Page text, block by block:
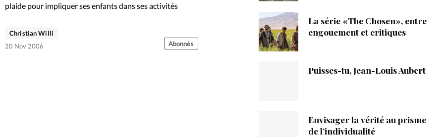
Opinions
À propos
plaide pour impliquer ses enfants dans ses activités
Christian Willi
20 Nov 2006
Abonnés
La série «The Chosen», entre
engouement et critiques
Puisses-tu, Jean-Louis Aubert
Envisager la vérité au prisme
de l’individualité